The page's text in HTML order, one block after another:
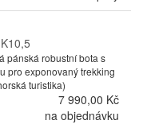
pánská robustní bota s
pro exponovaný trekking
turistika)
7 990,00 Kč
na objednávku